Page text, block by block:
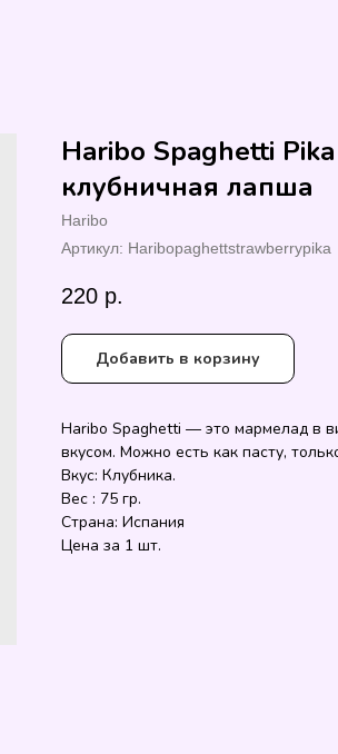
Haribo Spaghetti
клубничная лапша
Haribo
Артикул: Haribopaghettstrawberrypika
220 р.
Добавить в корзину
Haribo Spaghetti — это мармелад в
вкусом. Можно есть как пасту,
Вкус: Клубника.
Вес : 75 гр.
Страна: Испания
Цена за 1 шт.